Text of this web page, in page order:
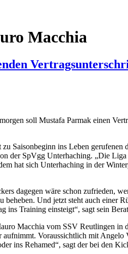
Macchia
soll Mustafa Parmak einen
zu Saisonbeginn ins Leben
der SpVgg Unterhaching. „Die
hat sich Unterhaching in der
dagegen wäre schon zufrieden,
beheben. Und jetzt steht auch einer
ins Training einsteigt“, sagt sein
Macchia vom SSV Reutlingen in
aufnimmt. Voraussichtlich mit
ins Rehamed“, sagt der bei den